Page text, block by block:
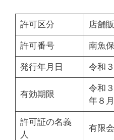
許可区分 店舗
許可番号 南魚
発行年月日 令和
有効期限
令和
年８
許可証の名義
人
有限